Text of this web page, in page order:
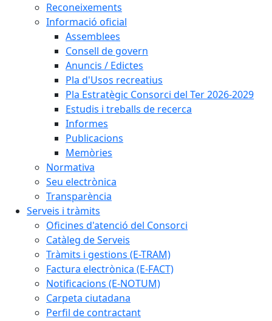
Reconeixements
Informació oficial
Assemblees
Consell de govern
Anuncis / Edictes
Pla d'Usos recreatius
Pla Estratègic Consorci del Ter 2026-2029
Estudis i treballs de recerca
Informes
Publicacions
Memòries
Normativa
Seu electrònica
Transparència
Serveis i tràmits
Oficines d'atenció del Consorci
Catàleg de Serveis
Tràmits i gestions (E-TRAM)
Factura electrònica (E-FACT)
Notificacions (E-NOTUM)
Carpeta ciutadana
Perfil de contractant